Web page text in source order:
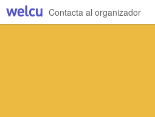
Contacta al organizador